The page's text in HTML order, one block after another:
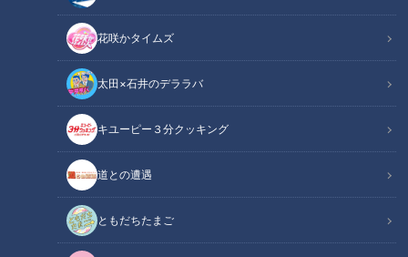
花咲かタイムズ
太田×石井のデララバ
キユーピー３分クッキング
道との遭遇
ともだちたまご
チャント！
なりゆきアフロ～どこに行けばいいですか？～